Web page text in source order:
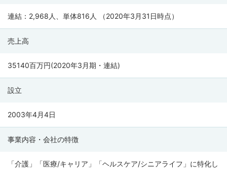
（SMS
CO.,
連結：2,968人、単体816人 （2020年3月31日時点）
売上高
35140百万円(2020年3月期・連結)
設立
2003年4月4日
事業内容・会社の特徴
「介護」「医療/キャリア」「ヘルスケア/シニアライフ」に特化し